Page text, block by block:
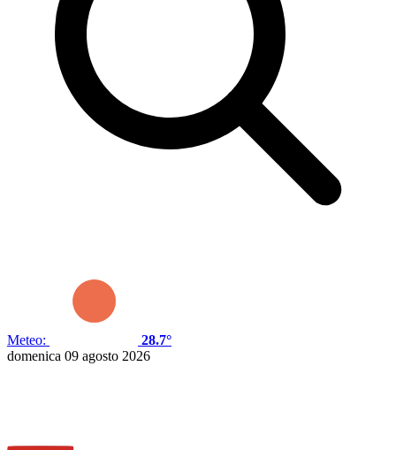
Meteo:
28.7°
domenica 09 agosto 2026